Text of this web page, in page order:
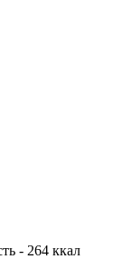
- 264 ккал